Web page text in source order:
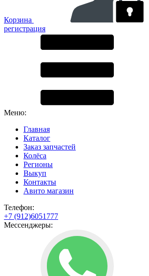
Корзина
регистрация
Меню:
Главная
Каталог
Заказ запчастей
Колёса
Регионы
Выкуп
Контакты
Авито магазин
Телефон:
+7 (912)6051777
Мессенджеры: